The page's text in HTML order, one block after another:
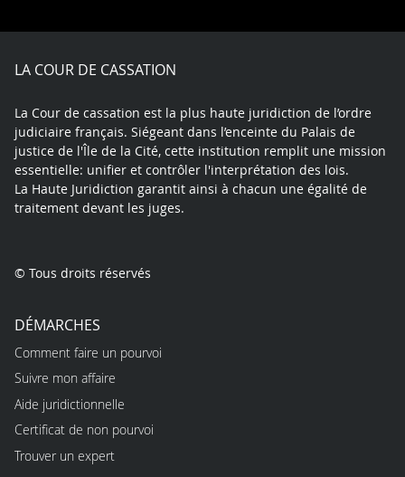
X
FacebookYoutubeLinkedInInstagram
LA COUR DE CASSATION
La Cour de cassation est la plus haute juridiction de l’ordre
judiciaire français. Siégeant dans l’enceinte du Palais de
justice de l'Île de la Cité, cette institution remplit une mission
essentielle: unifier et contrôler l'interprétation des lois.
La Haute Juridiction garantit ainsi à chacun une égalité de
traitement devant les juges.
© Tous droits réservés
DÉMARCHES
Comment faire un pourvoi
Suivre mon affaire
Aide juridictionnelle
Certificat de non pourvoi
Trouver un expert